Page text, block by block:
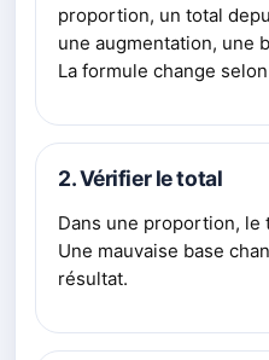
proportion, un total
une augmentation, une
La formule change
2. Vérifier le total
Dans une proportion, le
Une mauvaise base
résultat.